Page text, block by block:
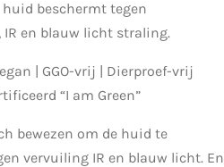
huid beschermt tegen
en blauw licht straling.
| GGO-vrij | Dierproef-vrij
“I am Green”
bewezen om de huid te
vervuiling IR en blauw licht. En